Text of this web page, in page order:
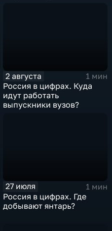
2 августа
1 мин
Россия в цифрах. Куда
идут работать
выпускники вузов?
27 июля
1 мин
Россия в цифрах. Где
добывают янтарь?